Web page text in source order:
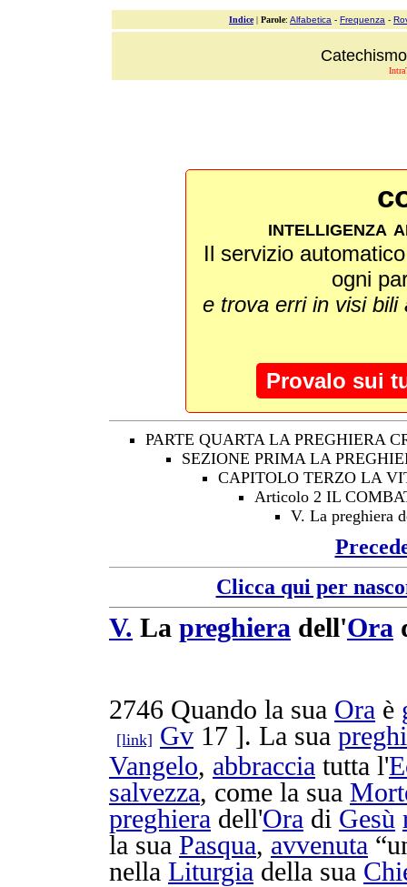
Indice| Parole: Alfabetica - Frequenza -
intelligenza
Il servizio
ogni
e trova erri in visi
Provalo sui
PARTE QUARTA LA PREGHIERA
SEZIONE PRIMA LA
CAPITOLO TERZO LA
Articolo 2 IL
V. La preghiera
Clicca qui per
V. La preghiera dell'Ora
2746 Quando la sua Ora è
[link] Gv 17 ]. La sua
Vangelo, abbraccia tutta l'
salvezza, come la sua
preghiera dell'Ora di Gesù
la sua Pasqua, avvenuta
nella Liturgia della sua